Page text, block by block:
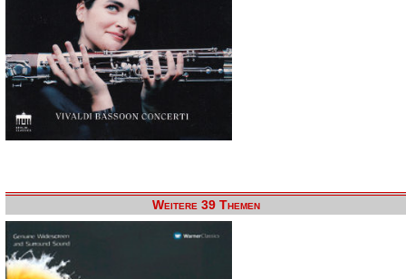
Weitere 39 Themen